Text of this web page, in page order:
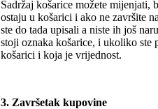
Sadržaj košarice možete mijenjati,
ostaju u košarici i ako ne završite
ste do tada upisali a niste ih još
stoji oznaka košarice, i ukoliko ste
košarici i koja je vrijednost.
3. Završetak kupovine